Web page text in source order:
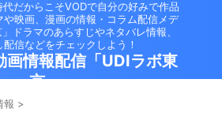
だからこそVODで自分の好みで作品
や映画、漫画の情報・コラム配信メデ
ドラマのあらすじやネタバレ情報、
信などをチェックしよう！
画情報配信「UDIラボ東
京」
報 >